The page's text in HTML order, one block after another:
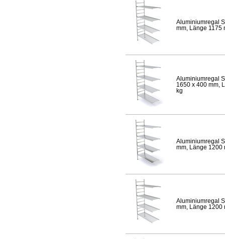
Aluminiumregal
mm, Länge 1175
Aluminiumregal
1650 x 400 mm,
kg
Aluminiumregal
mm, Länge 1200
Aluminiumregal
mm, Länge 1200